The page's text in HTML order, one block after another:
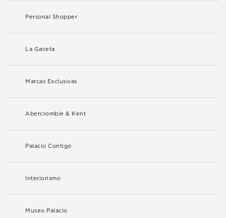
Personal Shopper
La Gaceta
Marcas Exclusivas
Abercrombie & Kent
Palacio Contigo
Interiorismo
Museo Palacio